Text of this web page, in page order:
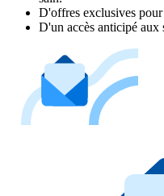
D'offres exclusives
D'un accès anticipé aux